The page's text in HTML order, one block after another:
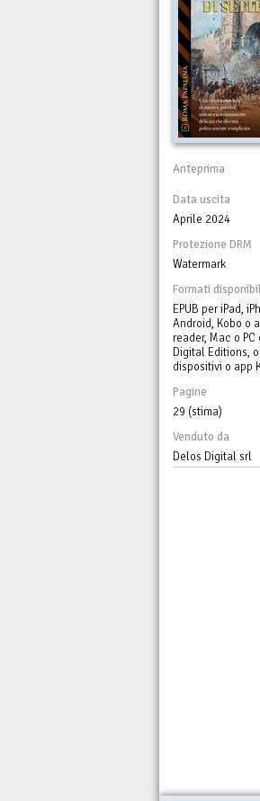
Anteprima
Data uscita
Aprile 2024
Protezione DRM
Watermark
Formati
EPUB per iPad,
Android, Kobo o
reader, Mac o
Digital Editions,
dispositivi o app
Pagine
29 (stima)
Venduto da
Delos Digital srl